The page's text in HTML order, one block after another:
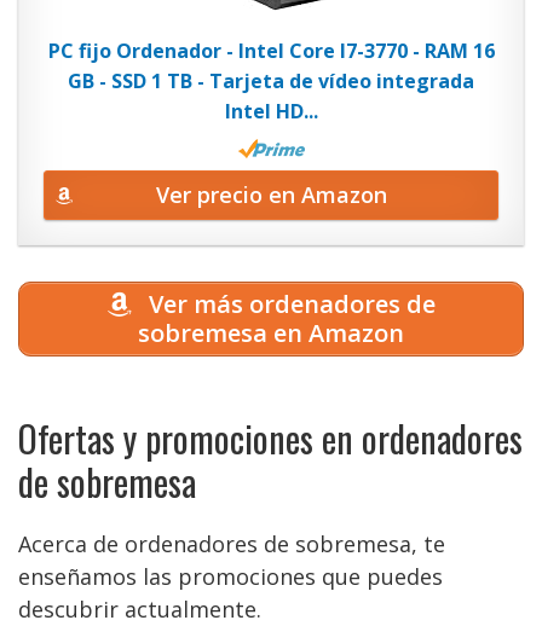
PC fijo Ordenador - Intel Core I7-3770 - RAM 16
GB - SSD 1 TB - Tarjeta de vídeo integrada
Intel HD...
Ver precio en Amazon
Ver más ordenadores de
sobremesa en Amazon
Ofertas y promociones en ordenadores
de sobremesa
Acerca de ordenadores de sobremesa, te
enseñamos las promociones que puedes
descubrir actualmente.